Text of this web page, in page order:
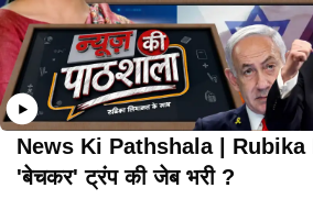
News Ki Pathshala | Rubika Liyaquat | जंग
'बेचकर' ट्रंप की जेब भरी ?